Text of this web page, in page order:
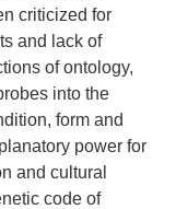
criticized for
and lack of
of ontology,
into the
form and
power for
and cultural
code of